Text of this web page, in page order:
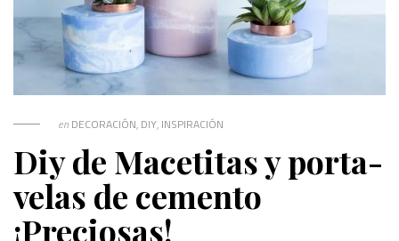
en DECORACIÓN, DIY, INSPIRACIÓN
Diy de Macetitas y porta-
velas de cemento
¡Preciosas!